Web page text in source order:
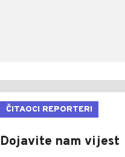
ČITAOCI REPORTERI
Dojavite nam vijest